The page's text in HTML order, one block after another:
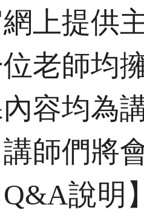
上提供
老師均
容均為
講師們將
說明